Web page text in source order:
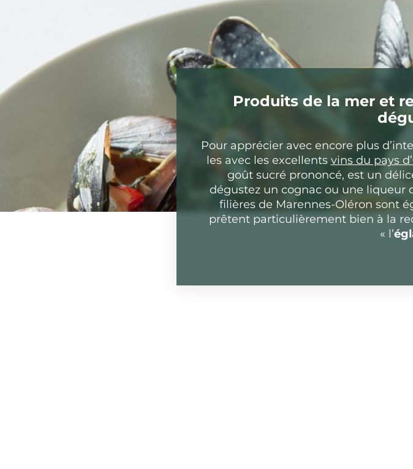
Produits de la mer et
Pour apprécier avec encore plus
les avec les excellents vins du pays
goût sucré prononcé, est un
dégustez un cognac ou une liqueur
filières de Marennes-Oléron sont
prêtent particulièrement bien à la
« l’